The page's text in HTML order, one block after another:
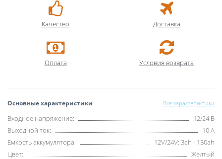
Качество Доставка
Оплата Условия возврата
Основные характеристики Все характеристики
Входное напряжение:
12/24 В
Выходной ток:
10 А
Емкость аккумулятора:
12V/24V: 3ah - 150ah
Цвет:
Желтый